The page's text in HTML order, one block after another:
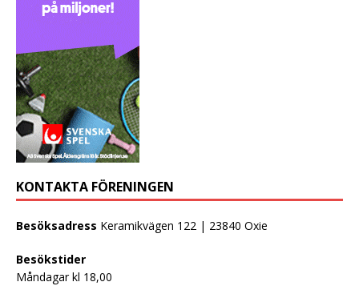
KONTAKTA FÖRENINGEN
Besöksadress Keramikvägen 122 | 23840 Oxie
Besökstider
Måndagar kl 18,00